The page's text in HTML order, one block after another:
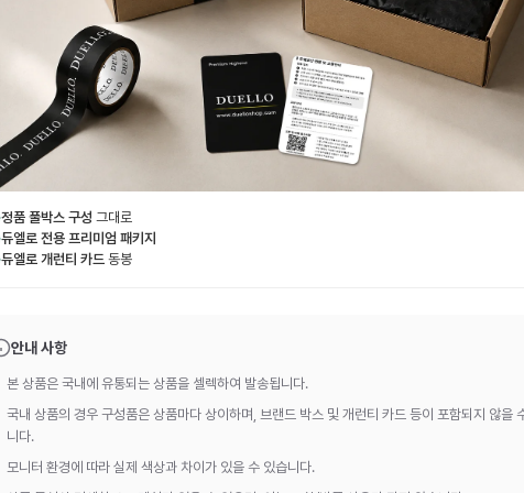
정품 풀박스 구성 그대로
듀엘로 전용 프리미엄 패키지
듀엘로 개런티 카드 동봉
안내 사항
본 상품은 국내에 유통되는 상품을 셀렉하여 발송됩니다.
국내 상품의 경우 구성품은 상품마다 상이하며, 브랜드 박스 및 개런티 카드 등이 포함되지 않을
니다.
모니터 환경에 따라 실제 색상과 차이가 있을 수 있습니다.